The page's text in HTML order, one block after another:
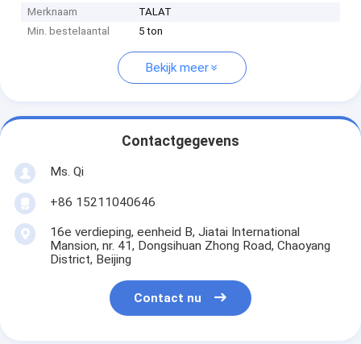
Merknaam
TALAT
Min. bestelaantal
5 ton
Bekijk meer
Contactgegevens
Ms. Qi
+86 15211040646
16e verdieping, eenheid B, Jiatai International
Mansion, nr. 41, Dongsihuan Zhong Road, Chaoyang
District, Beijing
Contact nu